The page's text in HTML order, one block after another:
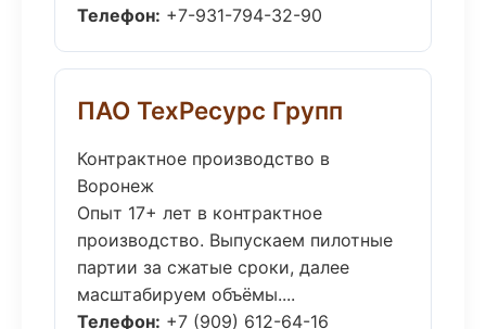
Телефон: +7-931-794-32-90
ПАО ТехРесурс Групп
Контрактное производство в
Воронеж
Опыт 17+ лет в контрактное
производство. Выпускаем пилотные
партии за сжатые сроки, далее
масштабируем объёмы....
Телефон: +7 (909) 612-64-16